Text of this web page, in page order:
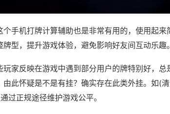
手机打牌计算辅助也是非常有用的，使用起来
型，提升游戏体验，避免影响好友间互动乐趣。
家反映在游戏中遇到部分用户的牌特别好，总
此怀疑是不是有挂？确实存在此类外挂。如(
过正规途径维护游戏公平。